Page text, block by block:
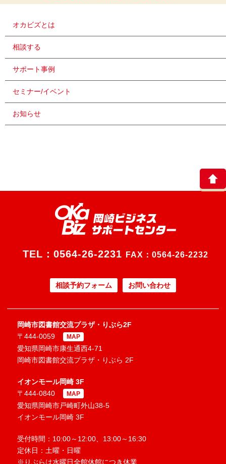
オカビズとは
相談する
サポート事例
セミナー/イベント
お知らせ
TEL： 0564-26-2231 FAX：0564-26-2232
相談予約フォーム お問い合わせ
岡崎市図書館交流プラザ・りぶら2F
〒444-0059
MAP
愛知県岡崎市康生通西4-71
岡崎市図書館交流プラザ・りぶら 2F
イオンモール岡崎 3F
〒444-0840
MAP
愛知県岡崎市戸崎町外山38-5
イオンモール岡崎 3F
受付時間：10:00～12:00、13:00～16:30
定休日：土曜・日曜
※りぶらは水曜日全館休館につき休業